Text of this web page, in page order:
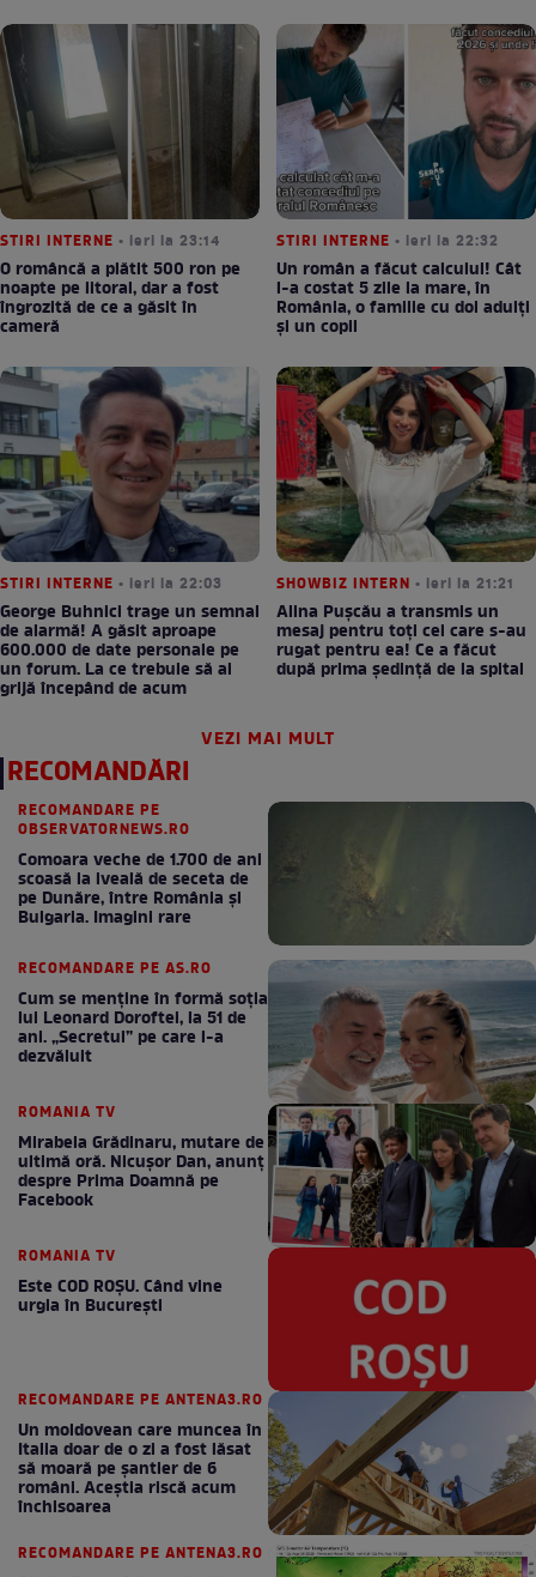
STIRI INTERNE • ieri la 23:14
O româncă a plătit 500 ron pe
noapte pe litoral, dar a fost
îngrozită de ce a găsit în
cameră
STIRI INTERNE • ieri la 22:32
Un român a făcut calculul! Cât
l-a costat 5 zile la mare, în
România, o familie cu doi adulți
și un copil
STIRI INTERNE • ieri la 22:03
George Buhnici trage un semnal
de alarmă! A găsit aproape
600.000 de date personale pe
un forum. La ce trebuie să ai
grijă începând de acum
SHOWBIZ INTERN • ieri la 21:21
Alina Pușcău a transmis un
mesaj pentru toți cei care s-au
rugat pentru ea! Ce a făcut
după prima ședință de la spital
VEZI MAI MULT
RECOMANDĂRI
RECOMANDARE PE
OBSERVATORNEWS.RO
Comoara veche de 1.700 de ani
scoasă la iveală de seceta de
pe Dunăre, între România şi
Bulgaria. Imagini rare
RECOMANDARE PE AS.RO
Cum se menţine în formă soţia
lui Leonard Doroftei, la 51 de
ani. „Secretul” pe care l-a
dezvăluit
ROMANIA TV
Mirabela Grădinaru, mutare de
ultimă oră. Nicuşor Dan, anunţ
despre Prima Doamnă pe
Facebook
ROMANIA TV
Este COD ROŞU. Când vine
urgia în Bucureşti
RECOMANDARE PE ANTENA3.RO
Un moldovean care muncea în
Italia doar de o zi a fost lăsat
să moară pe şantier de 6
români. Aceștia riscă acum
închisoarea
RECOMANDARE PE ANTENA3.RO